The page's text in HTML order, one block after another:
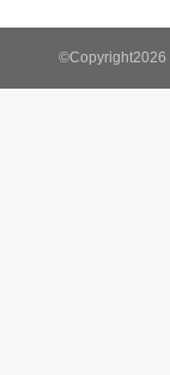
©Copyright2026